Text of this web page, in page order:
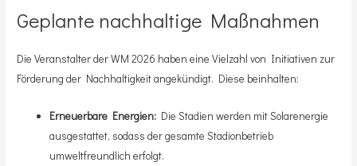
Geplante nachhaltige Maßnahmen
Die Veranstalter der WM 2026 haben eine Vielzahl von Initiativen zur
Förderung der Nachhaltigkeit angekündigt. Diese beinhalten:
Erneuerbare Energien: Die Stadien werden mit Solarenergie
ausgestattet, sodass der gesamte Stadionbetrieb
umweltfreundlich erfolgt.